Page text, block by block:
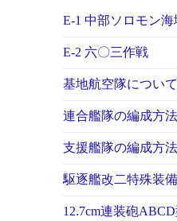
E-1 中部ソロモン
E-2 六〇三作戦
基地航空隊について
連合艦隊の編成方法
支援艦隊の編成方法
駆逐艦改二特殊装
12.7cm連装砲